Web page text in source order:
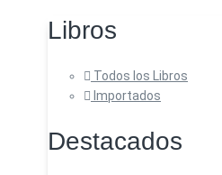
Libros
Todos los Libros
Importados
Destacados